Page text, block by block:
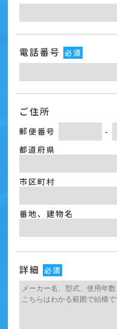
電話番号 必須
ご住所
郵便番号
-
都道府県
市区町村
番地、建物名
詳細 必須